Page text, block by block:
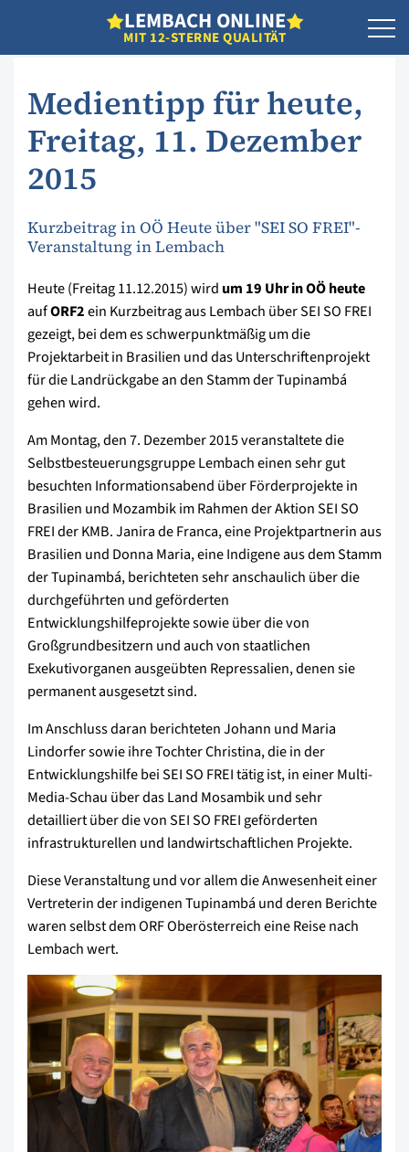
LEMBACH ONLINE
MIT 12-STERNE QUALITÄT
Medientipp für heute,
Freitag, 11. Dezember
2015
Kurzbeitrag in OÖ Heute über "SEI SO FREI"-
Veranstaltung in Lembach
Heute (Freitag 11.12.2015) wird um 19 Uhr in OÖ heute
aufORF2ein Kurzbeitrag aus Lembach über SEI SO FREI
gezeigt, bei dem es schwerpunktmäßig um die
Projektarbeit in Brasilien und das Unterschriftenprojekt
für die Landrückgabe an den Stamm der Tupinambá
gehen wird.
Am Montag, den 7. Dezember 2015 veranstaltete die
Selbstbesteuerungsgruppe Lembach einen sehr gut
besuchten Informationsabend über Förderprojekte in
Brasilien und Mozambik im Rahmen der Aktion SEI SO
FREI der KMB. Janira de Franca, eine Projektpartnerin aus
Brasilien und Donna Maria, eine Indigene aus dem Stamm
der Tupinambá, berichteten sehr anschaulich über die
durchgeführten und geförderten
Entwicklungshilfeprojekte sowie über die von
Großgrundbesitzern und auch von staatlichen
Exekutivorganen ausgeübten Repressalien, denen sie
permanent ausgesetzt sind.
Im Anschluss daran berichteten Johann und Maria
Lindorfer sowie ihre Tochter Christina, die in der
Entwicklungshilfe bei SEI SO FREI tätig ist, in einer Multi-
Media-Schau über das Land Mosambik und sehr
detailliert über die von SEI SO FREI geförderten
infrastrukturellen und landwirtschaftlichen Projekte.
Diese Veranstaltung und vor allem die Anwesenheit einer
Vertreterin der indigenen Tupinambá und deren Berichte
waren selbst dem ORF Oberösterreich eine Reise nach
Lembach wert.